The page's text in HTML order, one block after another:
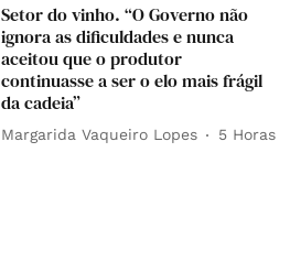
Setor do vinho. “O Governo não
ignora as dificuldades e nunca
aceitou que o produtor
continuasse a ser o elo mais frágil
da cadeia”
Margarida Vaqueiro Lopes 5 Horas